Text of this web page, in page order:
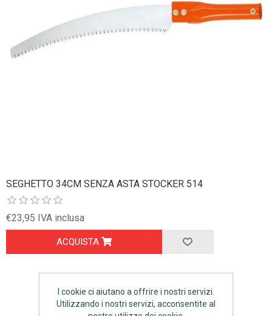
SEGHETTO 34CM SENZA ASTA STOCKER 514
€23,95 IVA inclusa
ACQUISTA
I cookie ci aiutano a offrire i nostri servizi.
Utilizzando i nostri servizi, acconsentite al